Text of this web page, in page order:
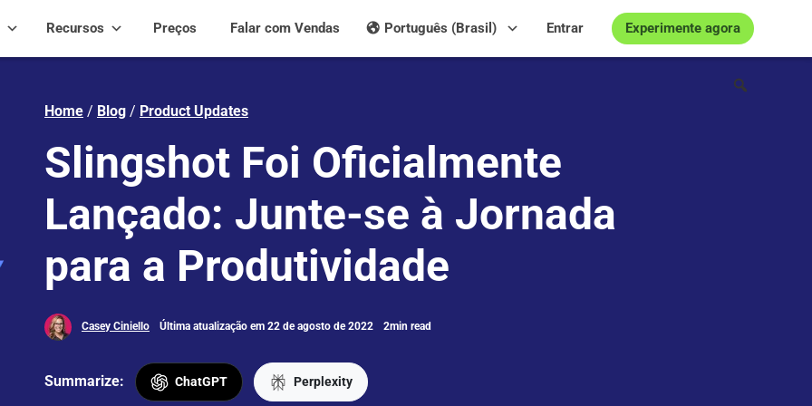
Recursos Preços Experimente agora
Entrar
Português (Brasil)
Falar com Vendas
Home / Blog / Product Updates
Slingshot Foi Oficialmente
Lançado: Junte-se à Jornada
para a Produtividade
Casey Ciniello Última atualização em 22 de agosto de 2022 2min read
Summarize: ChatGPT Perplexity